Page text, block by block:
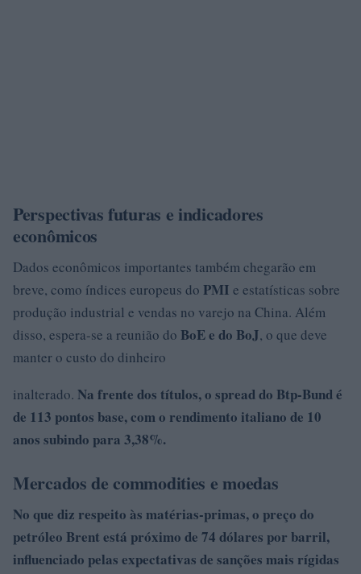
Perspectivas futuras e indicadores
econômicos
Dados econômicos importantes também chegarão em
breve, como índices europeus do PMI e estatísticas sobre
produção industrial e vendas no varejo na China. Além
disso, espera-se a reunião do BoE e do BoJ, o que deve
manter o custo do dinheiro
inalterado. Na frente dos títulos, o spread do Btp-Bundé
de 113 pontos base, com o rendimento italiano de 10
anos subindo para 3,38%.
Mercados de commodities e moedas
No que diz respeito às matérias-primas, o preço do
petróleo Brent está próximo de 74 dólares por barril,
influenciado pelas expectativas de sanções mais rígidas